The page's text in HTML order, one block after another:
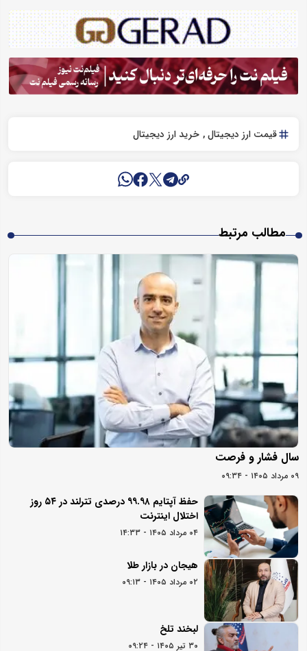
قیمت ارز دیجیتال خرید ارز دیجیتال
مطالب مرتبط
سال فشار و فرصت
۰۹ مرداد ۱۴۰۵ - ۰۹:۳۴
حفظ آپتایم ۹۹.۹۸ درصدی تترلند در ۵۴ روز
اختلال اینترنت
۰۴ مرداد ۱۴۰۵ - ۱۴:۳۳
هیجان در بازار طلا
۰۲ مرداد ۱۴۰۵ - ۰۹:۱۳
لبخند تلخ
۳۰ تیر ۱۴۰۵ - ۰۹:۲۴